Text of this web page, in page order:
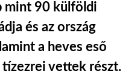
mint 90 külföldi
és az ország
a heves eső
vettek részt.